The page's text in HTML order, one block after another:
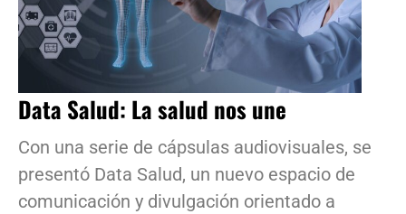
Data Salud: La salud nos une
Con una serie de cápsulas audiovisuales, se
presentó Data Salud, un nuevo espacio de
comunicación y divulgación orientado a